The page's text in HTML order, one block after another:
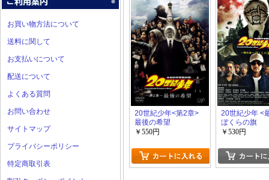
お買い物方法について
送料に関して
お支払いについて
配送について
よくある質問
お問い合わせ
サイトマップ
プライバシーポリシー
特定商取引表
20世紀少年<第2章>
最後の希望
￥550円
20世紀少年 <
ぼくらの旗
￥530円